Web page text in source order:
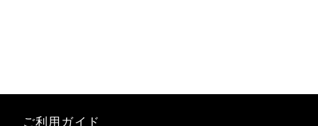
ご利用ガイド